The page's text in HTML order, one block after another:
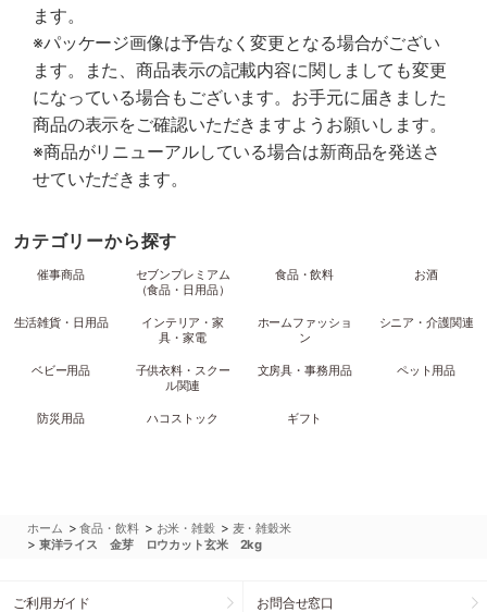
ます。
※パッケージ画像は予告なく変更となる場合がござい
ます。また、商品表示の記載内容に関しましても変更
になっている場合もございます。お手元に届きました
商品の表示をご確認いただきますようお願いします。
※商品がリニューアルしている場合は新商品を発送さ
せていただきます。
カテゴリーから探す
催事商品
セブンプレミアム
（食品・日用品）
食品・飲料 お酒
生活雑貨・日用品
インテリア・家
具・家電
ホームファッショ
ン
シニア・介護関連
ベビー用品
子供衣料・スクー
ル関連
文房具・事務用品 ペット用品
防災用品 ハコストック ギフト
ホーム >食品・飲料 > お米・雑穀 > 麦・雑穀米
> 東洋ライス 金芽 ロウカット玄米 2kg
ご利用ガイド お問合せ窓口